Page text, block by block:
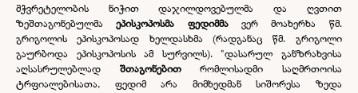
მჭვრეტელობის ნიჭით დაჯილდოვებულმა და ღვთით
ზეშთაგონებულმაეპისკოპოსმა ფედიმმავერ მოახერხა წმ.
გრიგოლის ეპისკოპოსად ხელდასხმა (რადგანაც წმ. გრიგოლი
გაურბოდა ეპისკოპოსის ამ სურვილს). "დასარულ განზრახვისა
აღსასრულებლად შთაგონებითრომლისადმი საღმრთოისა
ტრფიალებისათა, ფედიმ არა მიმხედმან სიშორესა ზედა